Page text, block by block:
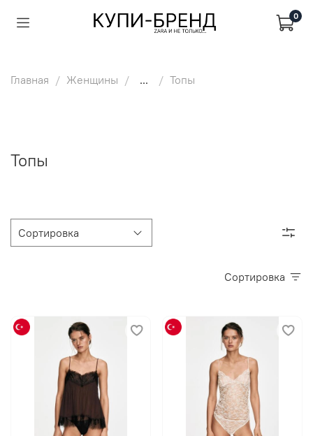
0
Главная Женщины ... Топы
Топы
Сортировка